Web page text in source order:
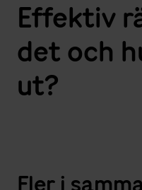
Effektiv
det och
ut?